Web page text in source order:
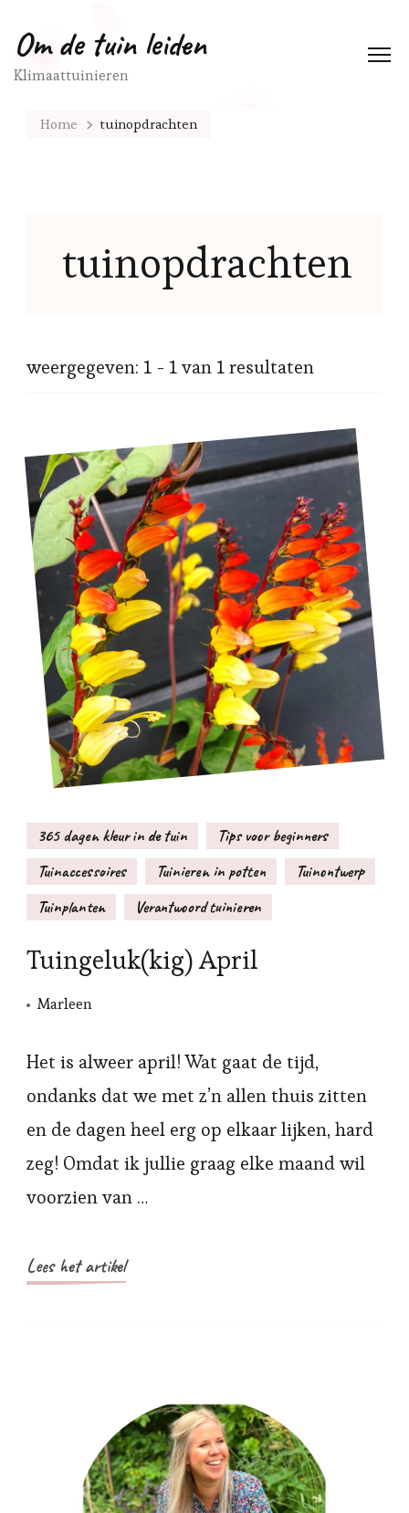
Om de tuin leiden
Klimaattuinieren
Home tuinopdrachten
tuinopdrachten
weergegeven: 1 - 1 van 1 resultaten
365 dagen kleur in de tuin
Tips voor beginners
Tuinaccessoires
Tuinieren in potten
Tuinontwerp
Tuinplanten
Verantwoord tuinieren
Tuingeluk(kig) April
Marleen
Het is alweer april! Wat gaat de tijd,
ondanks dat we met z’n allen thuis zitten
en de dagen heel erg op elkaar lijken, hard
zeg! Omdat ik jullie graag elke maand wil
voorzien van …
Lees het artikel